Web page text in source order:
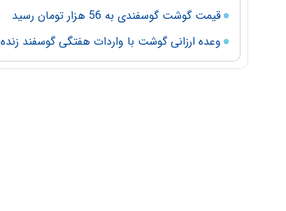
قیمت گوشت گوسفندی به 56 هزار تومان رسید
وعده ارزانی گوشت با واردات هفتگی گوسفند زنده